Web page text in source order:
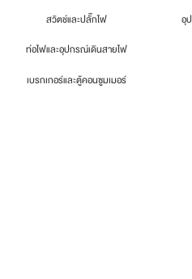
สวิตช์และปลั๊กไฟ
ท่อไฟและอุปกรณ์เดินสายไฟ
เบรกเกอร์และตู้คอนซูมเมอร์
อุ